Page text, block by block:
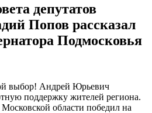
депутатов
Попов рассказал
Подмосковья
выбор! Андрей Юрьевич
поддержку жителей региона.
области победил на